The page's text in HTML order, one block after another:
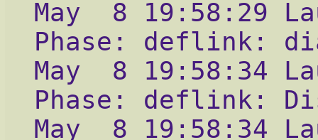
May  8 19:58:29
Phase: deflink:
May  8 19:58:34
Phase: deflink:
May  8 19:58:34